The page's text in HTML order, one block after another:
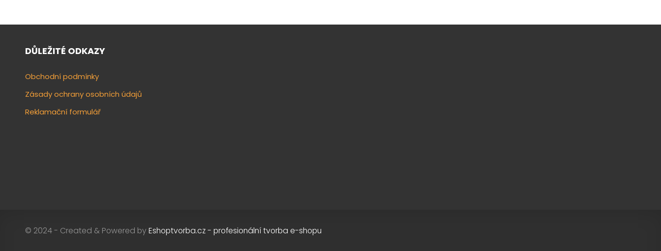
DŮLEŽITÉ ODKAZY
Obchodní podmínky
Zásady ochrany osobních údajů
Reklamační formulář
© 2024 - Created & Powered by Eshoptvorba.cz - profesionální tvorba e-shopu